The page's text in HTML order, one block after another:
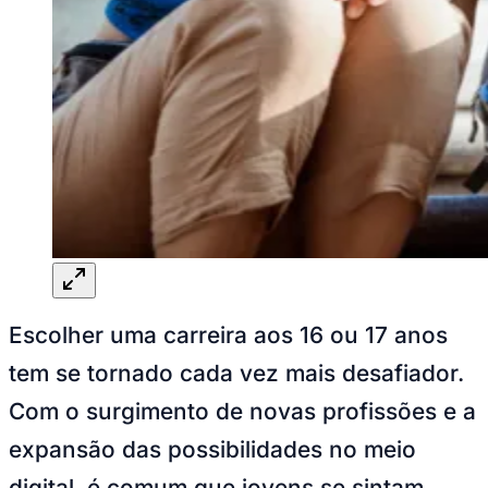
Para Sua Empresa
Anuncie Regional
Guia de Empresas
Vagas na RegiãoNovo
Hub de Negócios
Guia Comercial
Portal Educacional
Agenda de Vestibulares
Vagas de Emprego
Panorama Econômico
Panorama Econômico
Para Sua Empresa
Anuncie no Portal
Verificar EmpresaNovo
Anunciar Vagas
Publicidade Legal